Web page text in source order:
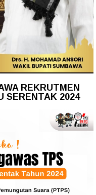
REKRUTMEN
SERENTAK 2024